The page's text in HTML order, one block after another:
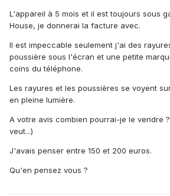
L'appareil à 5 mois et il est toujours sous
House, je donnerai la facture avec.
Il est impeccable seulement j'ai des
poussière sous l'écran et une petite
coins du téléphone.
Les rayures et les poussières se voyent
en pleine lumière.
A votre avis combien pourrai-je le vendre
veut...)
J'avais penser entre 150 et 200 euros.
Qu'en pensez vous ?